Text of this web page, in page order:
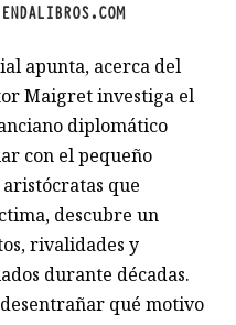
apunta, acerca del
Maigret investiga el
diplomático
con el pequeño
que
descubre un
rivalidades y
durante décadas.
qué motivo